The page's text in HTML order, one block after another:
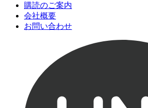
購読のご案内
会社概要
お問い合わせ